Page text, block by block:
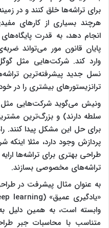
برای تراشه‌ها خلق کنند و در
هرچند بسیاری از کارهای
انجام دهد، به قدرت
پایان قانون مور می‌تواند
وارد کند. شرکت‌هایی مثل
نسل جدید پیشرفته‌ترین
ترانزیستورهای بیشتری را در
ونیش می‌گوید شرکت‌هایی مثل
سلطه دارند) و بزرگ‌ترین
برای حل این مشکل پیدا کنند.
پردازش وجود دارد، مثلا
طراحی بهتری برای تراشه‌ها
تراشه‌های مخصوصی بسازند.
به عنوان مثال پیشرفت در
وابسته است، به همین دلیل
متناسب با محاسبات جبر